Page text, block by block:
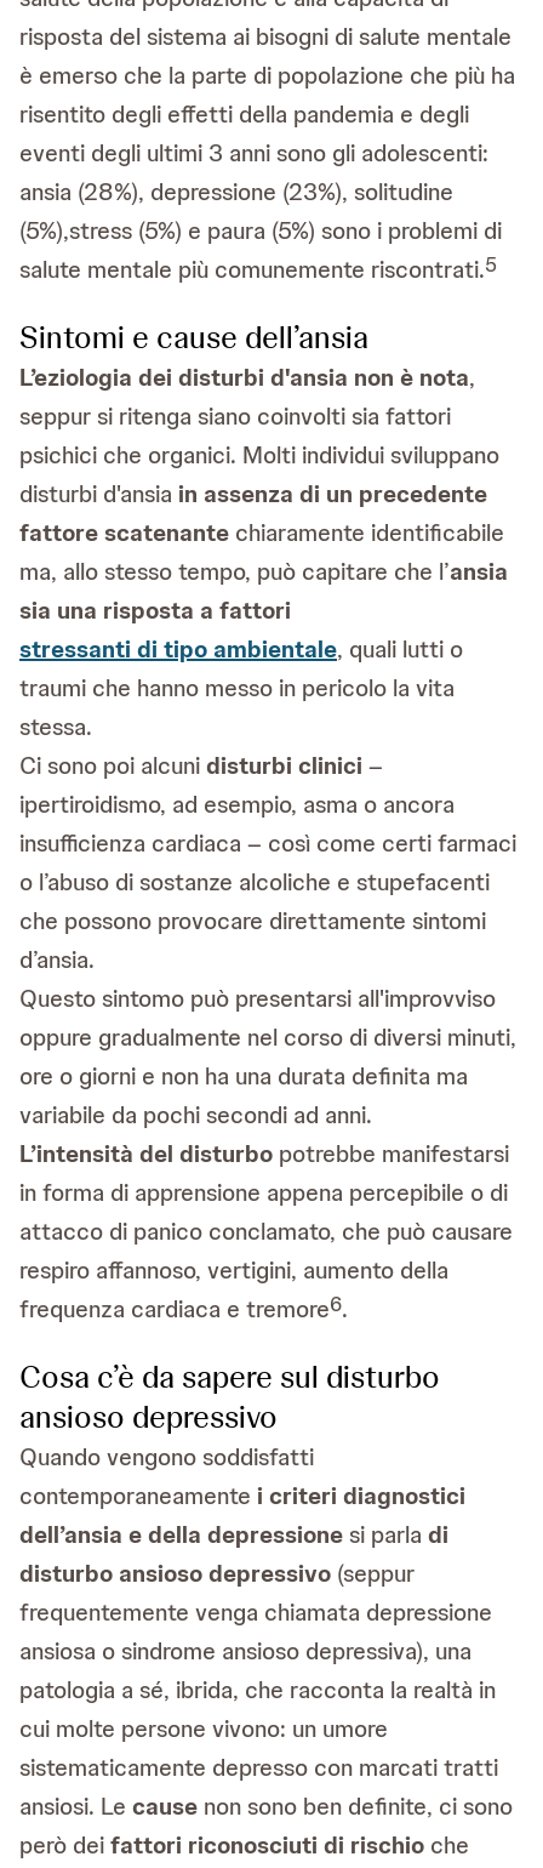
risposta del sistema ai bisogni di salute mentale
è emerso che la parte di popolazione che più ha
risentito degli effetti della pandemia e degli
eventi degli ultimi 3 anni sono gli adolescenti:
ansia (28%), depressione (23%), solitudine
(5%),stress (5%) e paura (5%) sono i problemi di
salute mentale più comunemente riscontrati.5
Sintomi e cause dell’ansia
L’eziologia dei disturbi d'ansia non è nota,
seppur si ritenga siano coinvolti sia fattori
psichici che organici. Molti individui sviluppano
disturbi d'ansia in assenza di un precedente
fattore scatenante chiaramente identificabile
ma, allo stesso tempo, può capitare che l’ansia
sia una risposta a fattori
stressanti di tipo ambientale, quali lutti o
traumi che hanno messo in pericolo la vita
stessa.
Ci sono poi alcunidisturbi clinici –
ipertiroidismo, ad esempio, asma o ancora
insufficienza cardiaca – così come certi farmaci
o l’abuso di sostanze alcoliche e stupefacenti
che possono provocare direttamente sintomi
d’ansia.
Questo sintomo può presentarsi all'improvviso
oppure gradualmente nel corso di diversi minuti,
ore o giorni e non ha una durata definita ma
variabile da pochi secondi ad anni.
L’intensità del disturbo potrebbe manifestarsi
in forma di apprensione appena percepibile o di
attacco di panico conclamato, che può causare
respiro affannoso, vertigini, aumento della
frequenza cardiaca e tremore6.
Cosa c’è da sapere sul disturbo
ansioso depressivo
Quando vengono soddisfatti
contemporaneamente i criteri diagnostici
dell’ansia e della depressionesi parla di
disturbo ansioso depressivo (seppur
frequentemente venga chiamata depressione
ansiosa o sindrome ansioso depressiva), una
patologia a sé, ibrida, che racconta la realtà in
cui molte persone vivono: un umore
sistematicamente depresso con marcati tratti
ansiosi. Le cause non sono ben definite, ci sono
però deifattori riconosciuti di rischio che